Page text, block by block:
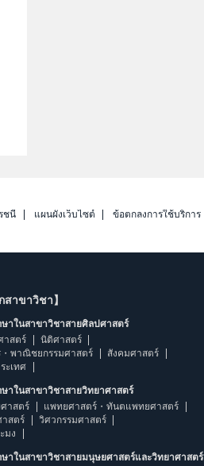
ชนี แผนผังเว็บไซต์ ข้อตกลงการใช้บริการ
าขาวิชา】
าในสาขาวิชาสายศิลปศาสตร์
าสตร์
นิติศาสตร์
・พาณิชยกรรมศาสตร์
สังคมศาสตร์
ะเทศ
าในสาขาวิชาสายวิทยาศาสตร์
าสตร์
แพทยศาสตร์・ทันตแพทยศาสตร์
สตร์
วิศวกรรมศาสตร์
มง
าในสาขาวิชาสายมนุษยศาสตร์และวิทยาศาสตร์